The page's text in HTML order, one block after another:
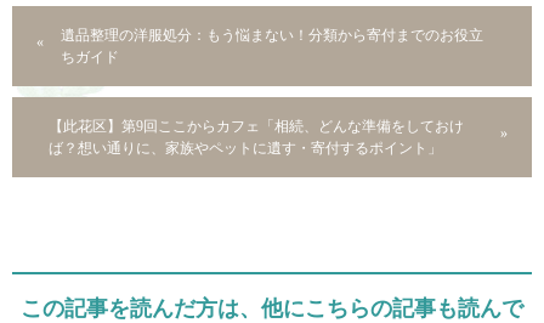
遺品整理の洋服処分：もう悩まない！分類から寄付までのお役立
ちガイド
【此花区】第9回ここからカフェ「相続、どんな準備をしておけ
ば？想い通りに、家族やペットに遺す・寄付するポイント」
この記事を読んだ方は、他にこちらの記事も読んで